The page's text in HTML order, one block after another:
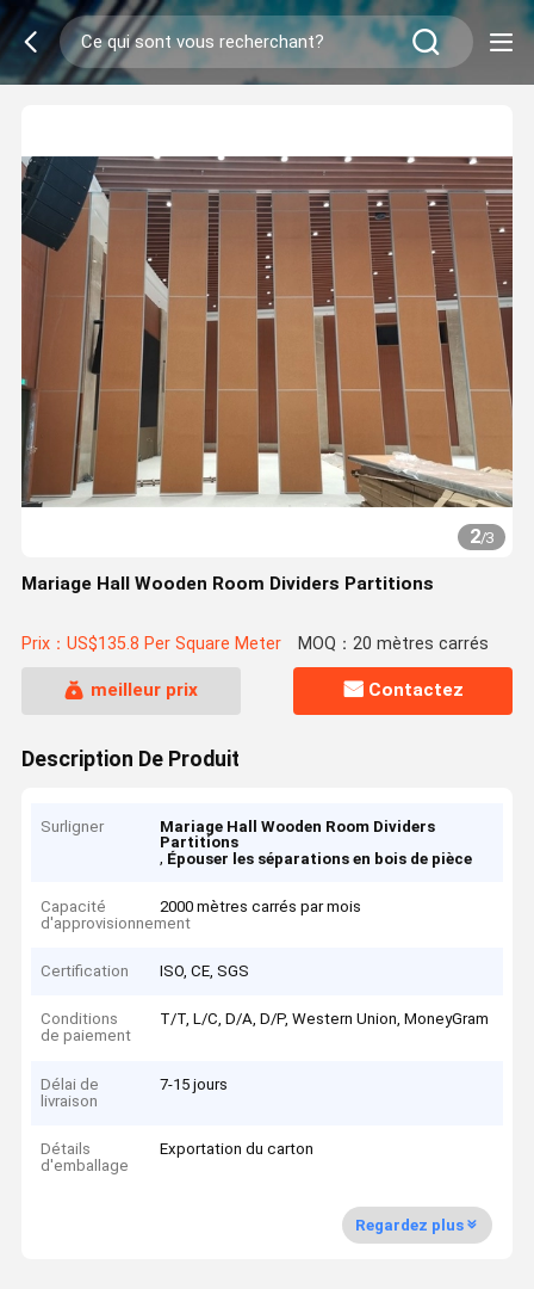
2/3
Mariage Hall Wooden Room Dividers Partitions
Prix：US$135.8 Per Square Meter MOQ：20 mètres carrés
meilleur prix Contactez
Description De Produit
Surligner
Mariage Hall Wooden Room Dividers
Partitions
, Épouser les séparations en bois de pièce
Capacité
d'approvisionnement
2000 mètres carrés par mois
Certification ISO, CE, SGS
Conditions
de paiement
T/T, L/C, D/A, D/P, Western Union, MoneyGram
Délai de
livraison
7-15 jours
Détails
d'emballage
Exportation du carton
Regardez plus